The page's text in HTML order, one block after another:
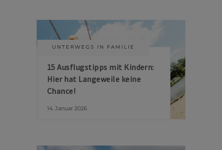
UNTERWEGS IN FAMILIE
15 Ausflugstipps mit Kindern:
Hier hat Langeweile keine
Chance!
14. Januar 2026